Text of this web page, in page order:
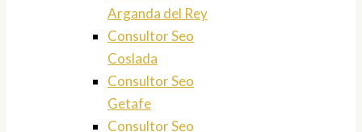
Arganda del Rey
Consultor Seo
Coslada
Consultor Seo
Getafe
Consultor Seo